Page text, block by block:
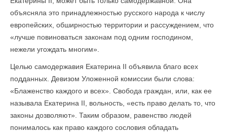
объясняла это принадлежностью русского народа к числу
европейских, обширностью территории и рассуждением, что
«лучше повиноваться законам под одним господином,
нежели угождать многим».
Целью самодержавия Екатерина II объявила благо всех
подданных. Девизом Уложенной комиссии были слова:
«Блаженство каждого и всех». Свобода граждан, или, как ее
называла Екатерина II, вольность, «есть право делать то, что
законы дозволяют». Таким образом, равенство людей
понималось как право каждого сословия обладать